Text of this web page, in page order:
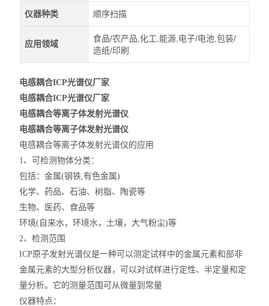
仪器种类 顺序扫描
应用领域
食品/农产品,化工,能源,电子/电池,包装/
造纸/印刷
电感耦合ICP光谱仪厂家
电感耦合ICP光谱仪厂家
电感耦合等离子体发射光谱仪
电感耦合等离子体发射光谱仪
电感耦合等离子体发射光谱仪的应用
1、可检测物体分类：
包括：金属(钢铁,有色金属)
化学、药品、石油、树脂、陶瓷等
生物、医药、食品等
环境(自来水，环境水，土壤，大气粉尘)等
2、检测范围
ICP原子发射光谱仪是一种可以测定试样中的金属元素和部非
金属元素的大型分析仪器，可以对试样进行定性、半定量和定
量分析。它的测量范围可从微量到常量
仪器特点：